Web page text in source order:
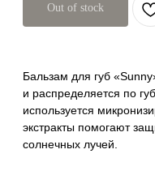
Out of stock
Бальзам для губ
и распределяется по
используется
экстракты помогают
солнечных лучей.